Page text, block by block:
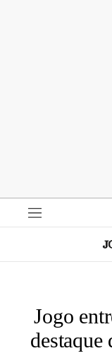
Jogo
destaque